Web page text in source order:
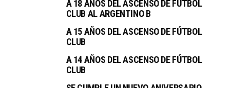
A 18 AÑOS DEL ASCENSO DE FÚTBOL
CLUB AL ARGENTINO B
A 15 AÑOS DEL ASCENSO DE FÚTBOL
CLUB
A 14 AÑOS DEL ASCENSO DE FÚTBOL
CLUB